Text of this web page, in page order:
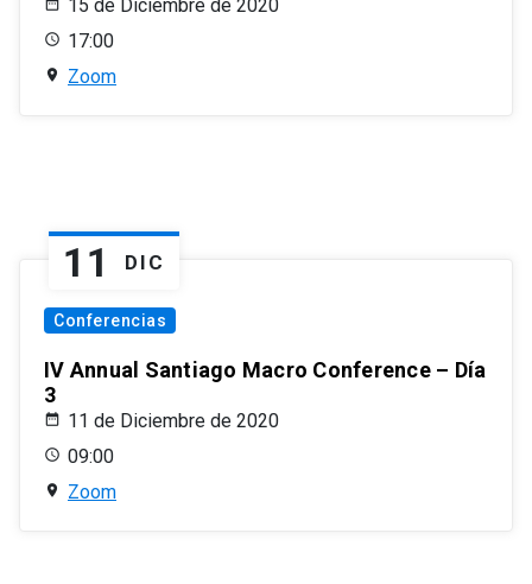
15 de Diciembre de 2020
17:00
Zoom
11 DIC
Conferencias
IV Annual Santiago Macro Conference – Día
3
11 de Diciembre de 2020
09:00
Zoom